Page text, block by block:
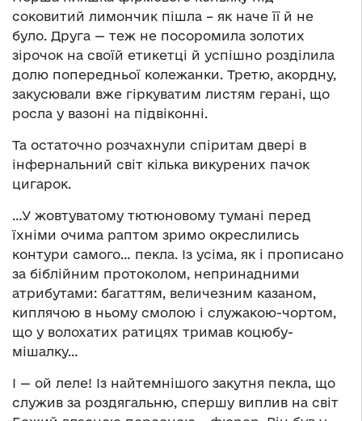
соковитий лимончик пішла – як наче її й не
було. Друга — теж не посоромила золотих
зірочок на своїй етикетці й успішно розділила
долю попередньої колежанки. Третю, акордну,
закусювали вже гіркуватим листям герані, що
росла у вазоні на підвіконні.
Та остаточно розчахнули спіритам двері в
інфернальний світ кілька викурених пачок
цигарок.
…У жовтуватому тютюновому тумані перед
їхніми очима раптом зримо окреслились
контури самого… пекла. Із усіма, як і прописано
за біблійним протоколом, непринадними
атрибутами: багаттям, величезним казаном,
киплячою в ньому смолою і служакою-чортом,
що у волохатих ратицях тримав коцюбу-
мішалку…
І — ой леле! Із найтемнішого закутня пекла, що
служив за роздягальню, спершу виплив на світ